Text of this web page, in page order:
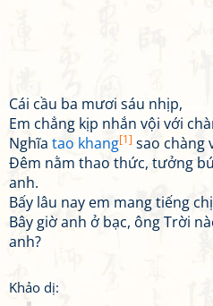
Cái cầu ba mươi sáu nhịp,
Em chẳng kịp nhắn vội với
Nghĩa tao khang[1] sao chàng
Đêm nằm thao thức, tưởng
anh.
Bấy lâu nay em mang tiếng
Bây giờ anh ở bạc, ông Trời
anh?
Khảo dị: